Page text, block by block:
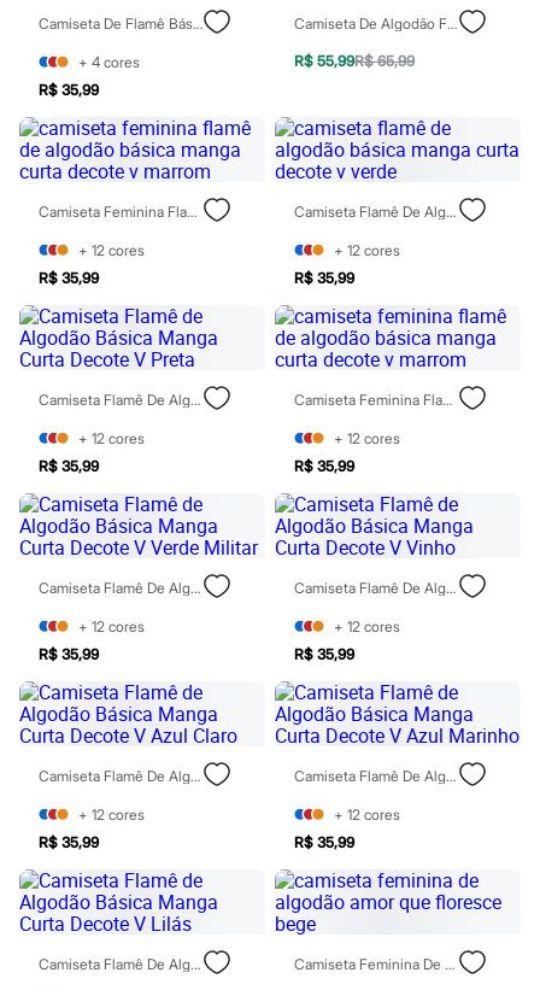
Maiôs
Saídas de praia
Personagens
Plus size
Blusas e Camisetas
Calças
Casacos e Jaquetas
Jeans
Moda esportiva
Shorts e Saias
Vestidos
Masculino
Em alta
Dia dos Pais
Inverno
Novidades
Roupas
Bermudas
Calças
Camisetas e Regatas
Jeans
Polos
Acessórios
Chapéus e Bonés
Cintos
Carteiras
Óculos
Relógios
Calçados
Botas
Chinelos
Sapatos
Sandálias e Papetes
Tênis
Moda esportiva
Acessórios
Bermudas
Camisetas
Calças
Calçados
Regatas
Camiseta De Flamê Básica Manga Curta Decote Redondo Marrom Médio
+ 4 cores
R$ 35,99
Camiseta De Algodão Flores Flocadas Manga Curta Rosa Médio
R$ 55,99R$ 65,99
Camiseta Feminina Flamê De Algodão Básica Manga Curta Decote V Marrom
+ 12 cores
R$ 35,99
Camiseta Flamê De Algodão Básica Manga Curta Decote V Verde
+ 12 cores
R$ 35,99
Camiseta Flamê De Algodão Básica Manga Curta Decote V Preta
+ 12 cores
R$ 35,99
Camiseta Feminina Flamê De Algodão Básica Manga Curta Decote V Marrom
+ 12 cores
R$ 35,99
Camiseta Flamê De Algodão Básica Manga Curta Decote V Verde Militar
+ 12 cores
R$ 35,99
Camiseta Flamê De Algodão Básica Manga Curta Decote V Vinho
+ 12 cores
R$ 35,99
Camiseta Flamê De Algodão Básica Manga Curta Decote V Azul Claro
+ 12 cores
R$ 35,99
Camiseta Flamê De Algodão Básica Manga Curta Decote V Azul Marinho
+ 12 cores
R$ 35,99
Camiseta Flamê De Algodão Básica Manga Curta Decote V Lilás Camiseta Feminina De Algodão Amor Que Floresce Bege